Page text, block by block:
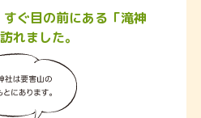
すぐ目の前にある 「滝神
れました。